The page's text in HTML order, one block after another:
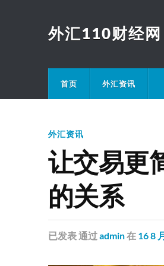
外汇110财经网
首页 外汇资讯
外汇资讯
让交易更
的关系
已发表通过admin在 16 8